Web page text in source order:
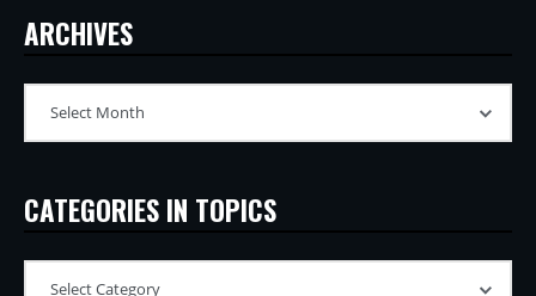
ARCHIVES
CATEGORIES IN TOPICS